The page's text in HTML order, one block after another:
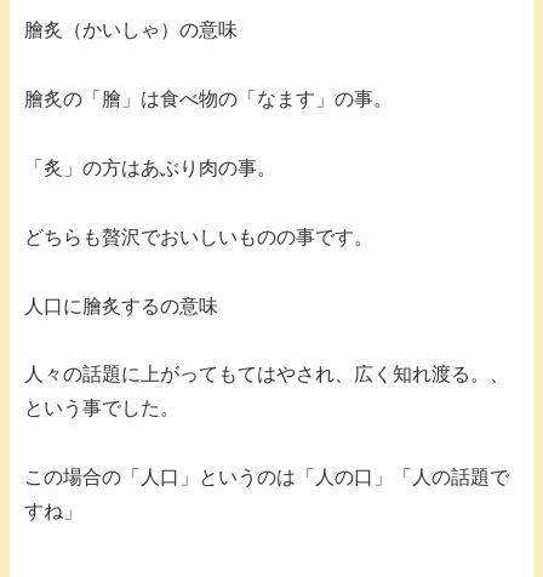
膾炙（かいしゃ）の意味
膾炙の「膾」は食べ物の「なます」の事。
「炙」の方はあぶり肉の事。
どちらも贅沢でおいしいものの事です。
人口に膾炙するの意味
人々の話題に上がってもてはやされ、広く知れ渡る。、
という事でした。
この場合の「人口」というのは「人の口」「人の話題で
すね」